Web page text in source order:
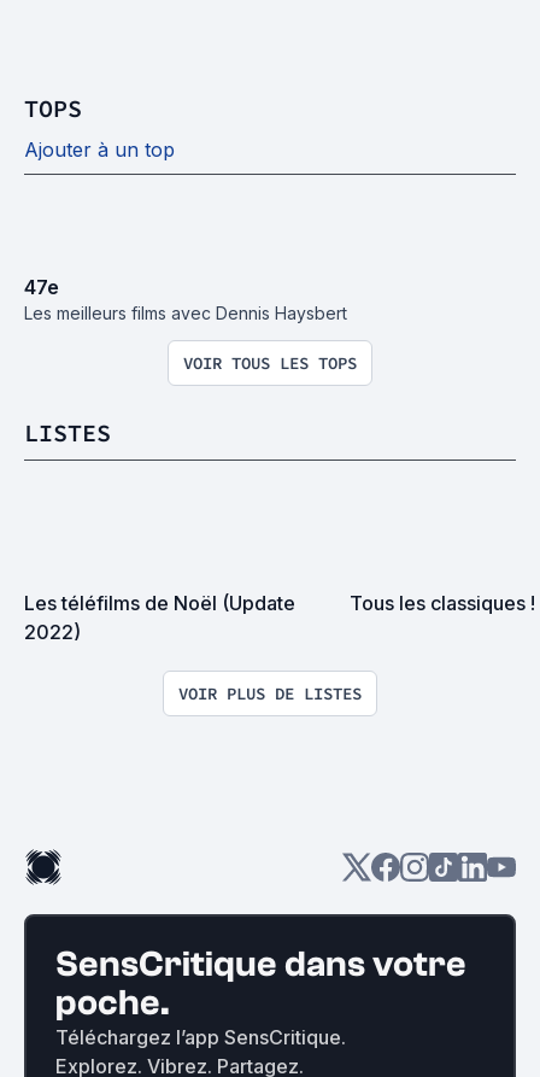
TOPS
Ajouter à un top
47e
Les meilleurs films avec Dennis Haysbert
VOIR TOUS LES TOPS
LISTES
Les téléfilms de Noël (Update
2022)
Tous les classiques !
VOIR PLUS DE LISTES
SensCritique dans votre
poche.
Téléchargez l’app SensCritique.
Explorez. Vibrez. Partagez.